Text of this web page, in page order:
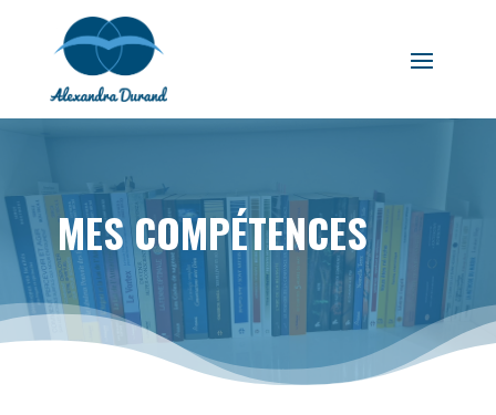
MES COMPÉTENCES